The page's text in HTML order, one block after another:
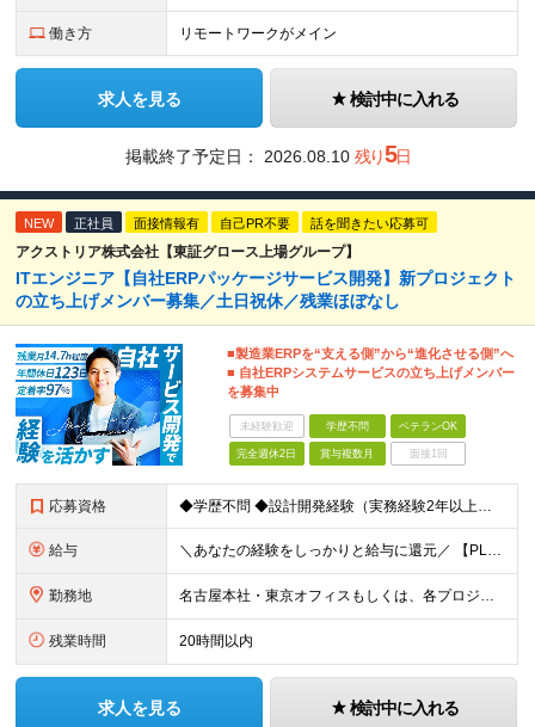
働き方 リモートワークがメイン
求人を見る 検討中に入れる
掲載終了予定日： 2026.08.10 残り5日
NEW 正社員 面接情報有 自己PR不要 話を聞きたい応募可
アクストリア株式会社【東証グロース上場グループ】
ITエンジニア【自社ERPパッケージサービス開発】新プロジェクト
の立ち上げメンバー募集／土日祝休／残業ほぼなし
■製造業ERPを“支える側”から“進化させる側”へ
■ 自社ERPシステムサービスの立ち上げメンバー
を募集中
未経験歓迎 学歴不問 ベテランOK
完全週休2日 賞与複数月 面接1回
応募資格 ◆学歴不問 ◆設計開発経験（実務経験2年以上） └AWS、Python、Java、いずれかの言語での開発経験 【歓迎要件】 ■チームマネジメント経験 ■顧客折衝経験 ■基本設計書・詳細設計書をゼロ
給与 ＼あなたの経験をしっかりと給与に還元／ 【PL（プロジェクトリーダー）】 想定年収：560万円～1332万円 基本給（固定残業代、各種手当を除いた額）：40万円～95万2,000円 【SE（システ
勤務地 名古屋本社・東京オフィスもしくは、各プロジェクト先での勤務となります。 【名古屋本社】 愛知県名古屋市中区錦一丁目5-11 名古屋伊藤忠ビル 3F 【東京オフィス】 東京都品川区大崎1-6-1 TO
残業時間 20時間以内
求人を見る 検討中に入れる